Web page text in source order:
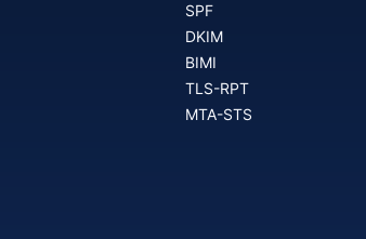
SPF
DKIM
BIMI
TLS-RPT
MTA-STS